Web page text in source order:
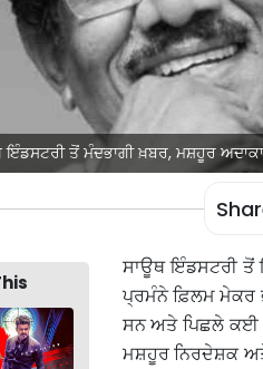
ਇੰਡਸਟਰੀ ਤੋਂ ਮੰਦਭਾਗੀ ਖ਼ਬਰ, ਮਸ਼ਹੂਰ
ਸਾਊਥ ਇੰਡਸਟਰੀ ਤੋਂ
ਪ੍ਰਮੰਨੇ ਫ਼ਿਲਮ ਮੇਕਰ
ਸਨ ਅਤੇ ਪਿਛਲੇ ਕਈ
ਮਸ਼ਹੂਰ ਨਿਰਦੇਸ਼ਕ